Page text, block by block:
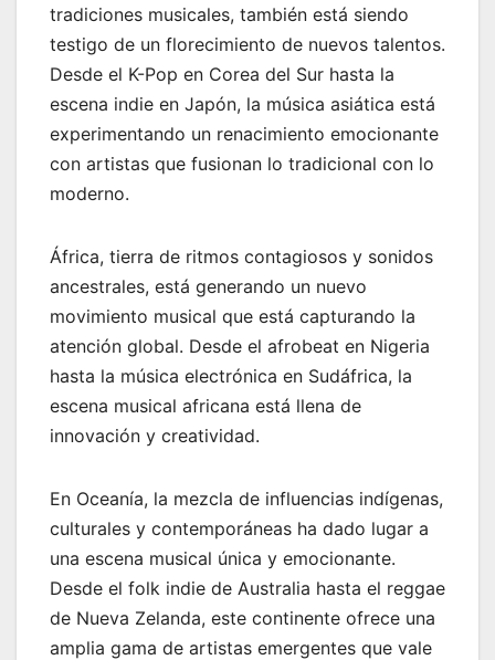
tradiciones musicales, también está siendo
testigo de un florecimiento de nuevos talentos.
Desde el K-Pop en Corea del Sur hasta la
escena indie en Japón, la música asiática está
experimentando un renacimiento emocionante
con artistas que fusionan lo tradicional con lo
moderno.
África, tierra de ritmos contagiosos y sonidos
ancestrales, está generando un nuevo
movimiento musical que está capturando la
atención global. Desde el afrobeat en Nigeria
hasta la música electrónica en Sudáfrica, la
escena musical africana está llena de
innovación y creatividad.
En Oceanía, la mezcla de influencias indígenas,
culturales y contemporáneas ha dado lugar a
una escena musical única y emocionante.
Desde el folk indie de Australia hasta el reggae
de Nueva Zelanda, este continente ofrece una
amplia gama de artistas emergentes que vale